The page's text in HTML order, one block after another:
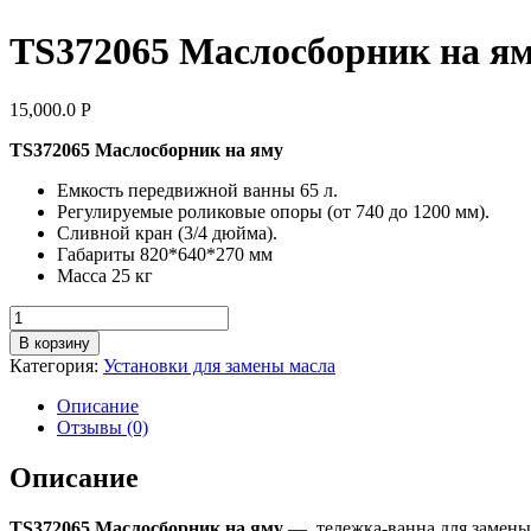
TS372065 Маслосборник на
15,000.0 Р
TS372065 Маслосборник на яму
Емкость передвижной ванны 65 л.
Регулируемые роликовые опоры (от 740 до 1200 мм).
Сливной кран (3/4 дюйма).
Габариты 820*640*270 мм
Масса 25 кг
Количество
товара
TS372065
Маслосборник
В корзину
Категория: Установки для замены масла
Описание
Отзывы (0)
Описание